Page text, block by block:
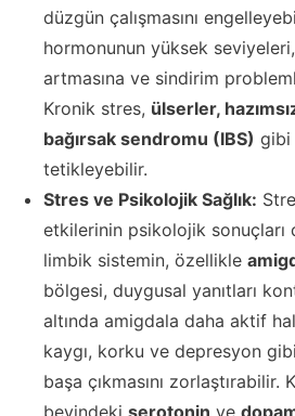
düzgün çalışmasını
hormonunun yüksek
artmasına ve sindirim
Kronik stres, ülserler,
bağırsak sendromu (IBS) gibi
tetikleyebilir.
Stres ve Psikolojik Sağlık:
etkilerinin psikolojik sonuçları
limbik sistemin, özellikle
bölgesi, duygusal yanıtları
altında amigdala daha aktif
kaygı, korku ve depresyon
başa çıkmasını zorlaştırabilir.